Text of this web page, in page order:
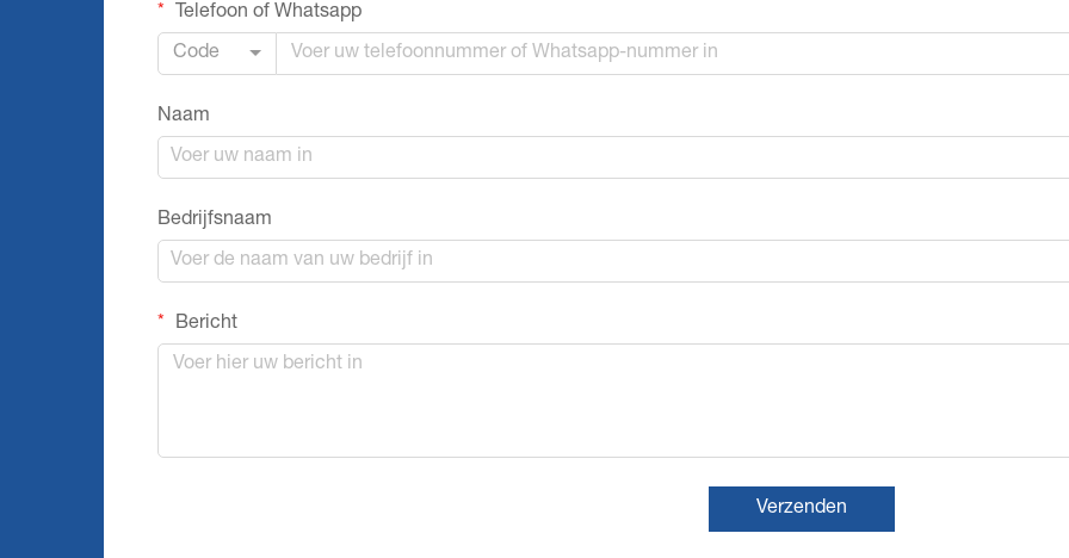
Telefoon of Whatsapp
Code
Naam
Bedrijfsnaam
Bericht
Verzenden